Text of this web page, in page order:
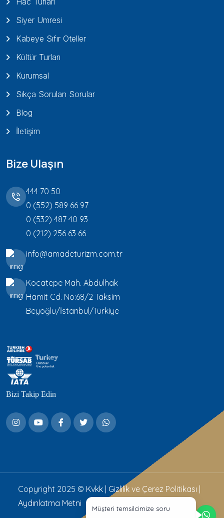
Siyer Umresi
Kabeye Sıfır Oteller
Kültür Turları
Kurumsal
Sıkça Sorulan Sorular
Blog
İletişim
Bize Ulaşın
444 70 50
0 (552) 589 66 97
0 (532) 487 40 93
0 (212) 256 63 66
info@amadeturizm.com.tr
Kocatepe Mah. Abdülhak
Hamit Cd. No:68/2 Taksim
Beyoğlu/İstanbul/Türkiye
Bizi Takip Edin
Copyright 2025 © Kvkk Gizlilik ve Çerez Politikası
Aydınlatma Metni
Müşteri temsilcimize soru